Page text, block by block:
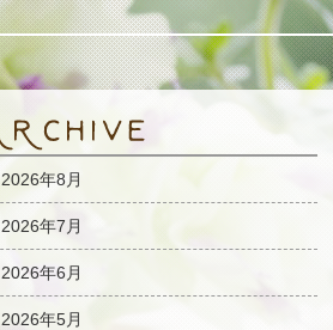
2026年8月
2026年7月
2026年6月
2026年5月